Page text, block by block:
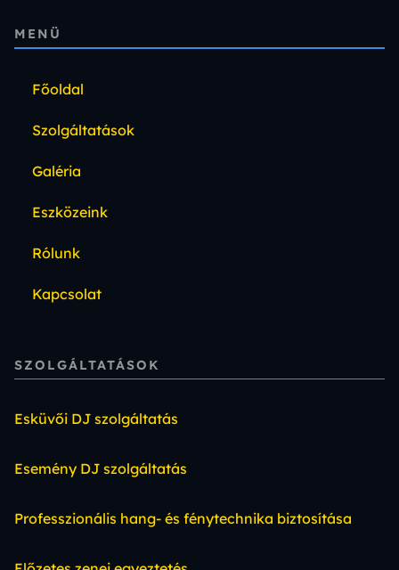
MENÜ
Főoldal
Szolgáltatások
Galéria
Eszközeink
Rólunk
Kapcsolat
SZOLGÁLTATÁSOK
Esküvői DJ szolgáltatás
Esemény DJ szolgáltatás
Professzionális hang- és fénytechnika biztosítása